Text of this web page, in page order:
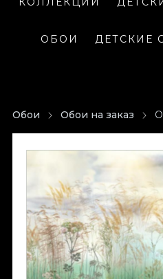
ОБОИ ДЕТСКИЕ
Обои Обои на заказ